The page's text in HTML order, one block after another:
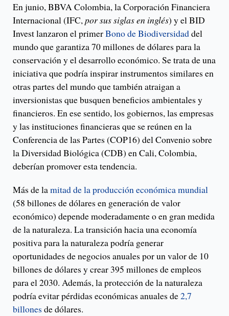
En junio, BBVA Colombia, la Corporación Financiera
Internacional (IFC,por sus siglas en inglés) y el BID
Invest lanzaron el primerBono de Biodiversidaddel
mundo que garantiza 70 millones de dólares para la
conservación y el desarrollo económico. Se trata de una
iniciativa que podría inspirar instrumentos similares en
otras partes del mundo que también atraigan a
inversionistas que busquen beneficios ambientales y
financieros. En ese sentido, los gobiernos, las empresas
y las instituciones financieras que se reúnen en la
Conferencia de las Partes (COP16) del Convenio sobre
la Diversidad Biológica (CDB) en Cali, Colombia,
deberían promover esta tendencia.
Más de lamitad de la producción económica mundial
(58 billones de dólares en generación de valor
económico) depende moderadamente o en gran medida
de la naturaleza. La transición hacia una economía
positiva para la naturaleza podría generar
oportunidades de negocios anuales por un valor de 10
billones de dólares y crear 395 millones de empleos
para el 2030. Además, la protección de la naturaleza
podría evitar pérdidas económicas anuales de2,7
billones de dólares.